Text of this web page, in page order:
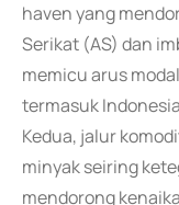
haven yang
Serikat (AS) dan
memicu arus
termasuk
Kedua, jalur
minyak seiring
mendorong